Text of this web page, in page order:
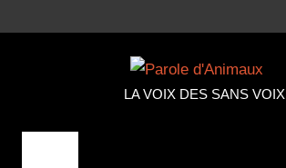
au
LA VOIX DES SANS VOIX